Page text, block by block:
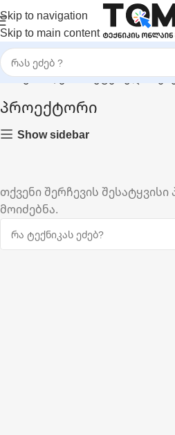
Skip to navigation
Skip to main content
მთავარი|კომპიუტერული
პროექტორი
Show sidebar
თქვენი შერჩევის
მოიძებნა.